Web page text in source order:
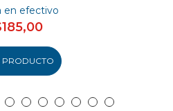
en efectivo
PRODUCTO